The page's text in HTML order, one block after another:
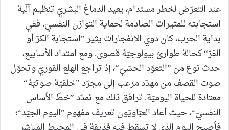
عند التعرّض لخطر مستدام، يعيد الدماغ البشريّ تنظيم آلّية
استجابته للمثيرات الصادمة لحماية التوازن النفسيّ. ففي
بداية الحرب، كان دويّ الانفجارات يثير ”استجابة الكرّ أو
الفرّ“ كحالة طوارئ بيولوجيّة قصوى. ومع امتداد الأسابيع،
حدث نوع من ”التعوّد الحسّيّ“، إذ تراجع الهلع الفوريّ وتحوّل
صوت القصف من مهدّد مرعب إلى مجرّد ”خلفيّة صوتيّة“
معتادة للحياة اليوميّة. ترافق ذلك مع تمدّد ”خطّ الأساس
النفسيّ“، حيث أعاد العبّاويّون تعريف مفهوم ”اليوم الجيّد“؛